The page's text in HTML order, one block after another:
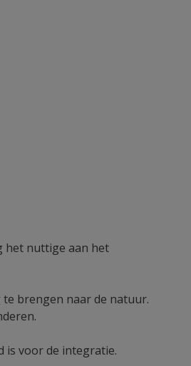
het nuttige aan het
brengen naar de natuur.
is voor de integratie.